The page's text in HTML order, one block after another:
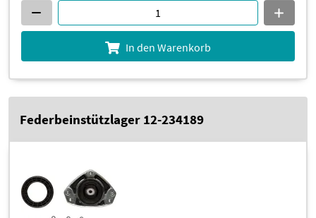
In den Warenkorb
Federbeinstützlager 12-234189